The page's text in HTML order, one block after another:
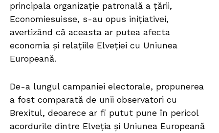
principala organizație patronală a țării,
Economiesuisse, s-au opus inițiativei,
avertizând că aceasta ar putea afecta
economia și relațiile Elveției cu Uniunea
Europeană.
De-a lungul campaniei electorale, propunerea
a fost comparată de unii observatori cu
Brexitul, deoarece ar fi putut pune în pericol
acordurile dintre Elveția și Uniunea Europeană